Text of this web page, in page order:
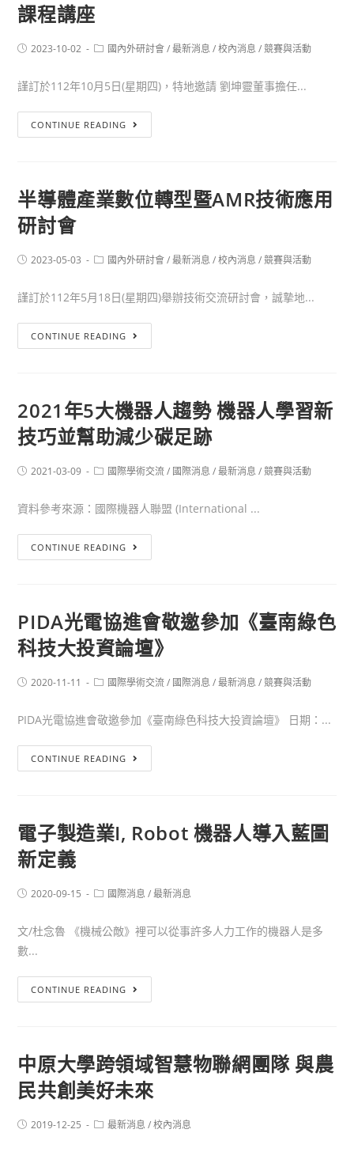
課程講座
2023-10-02 國內外研討會 / 最新消息 / 校內消息 / 競賽與活動
謹訂於112年10月5日(星期四)，特地邀請 劉坤靈董事擔任...
CONTINUE READING
半導體產業數位轉型暨AMR技術應用
研討會
2023-05-03 國內外研討會 / 最新消息 / 校內消息 / 競賽與活動
謹訂於112年5月18日(星期四)舉辦技術交流研討會，誠摯地...
CONTINUE READING
2021年5大機器人趨勢 機器人學習新
技巧並幫助減少碳足跡
2021-03-09 國際學術交流 / 國際消息 / 最新消息 / 競賽與活動
資料參考來源：國際機器人聯盟 (International ...
CONTINUE READING
PIDA光電協進會敬邀參加《臺南綠色
科技大投資論壇》
2020-11-11 國際學術交流 / 國際消息 / 最新消息 / 競賽與活動
PIDA光電協進會敬邀參加《臺南綠色科技大投資論壇》 日期：...
CONTINUE READING
電子製造業I, Robot 機器人導入藍圖
新定義
2020-09-15 國際消息 / 最新消息
文/杜念魯 《機械公敵》裡可以從事許多人力工作的機器人是多
數...
CONTINUE READING
中原大學跨領域智慧物聯網團隊 與農
民共創美好未來
2019-12-25 最新消息 / 校內消息